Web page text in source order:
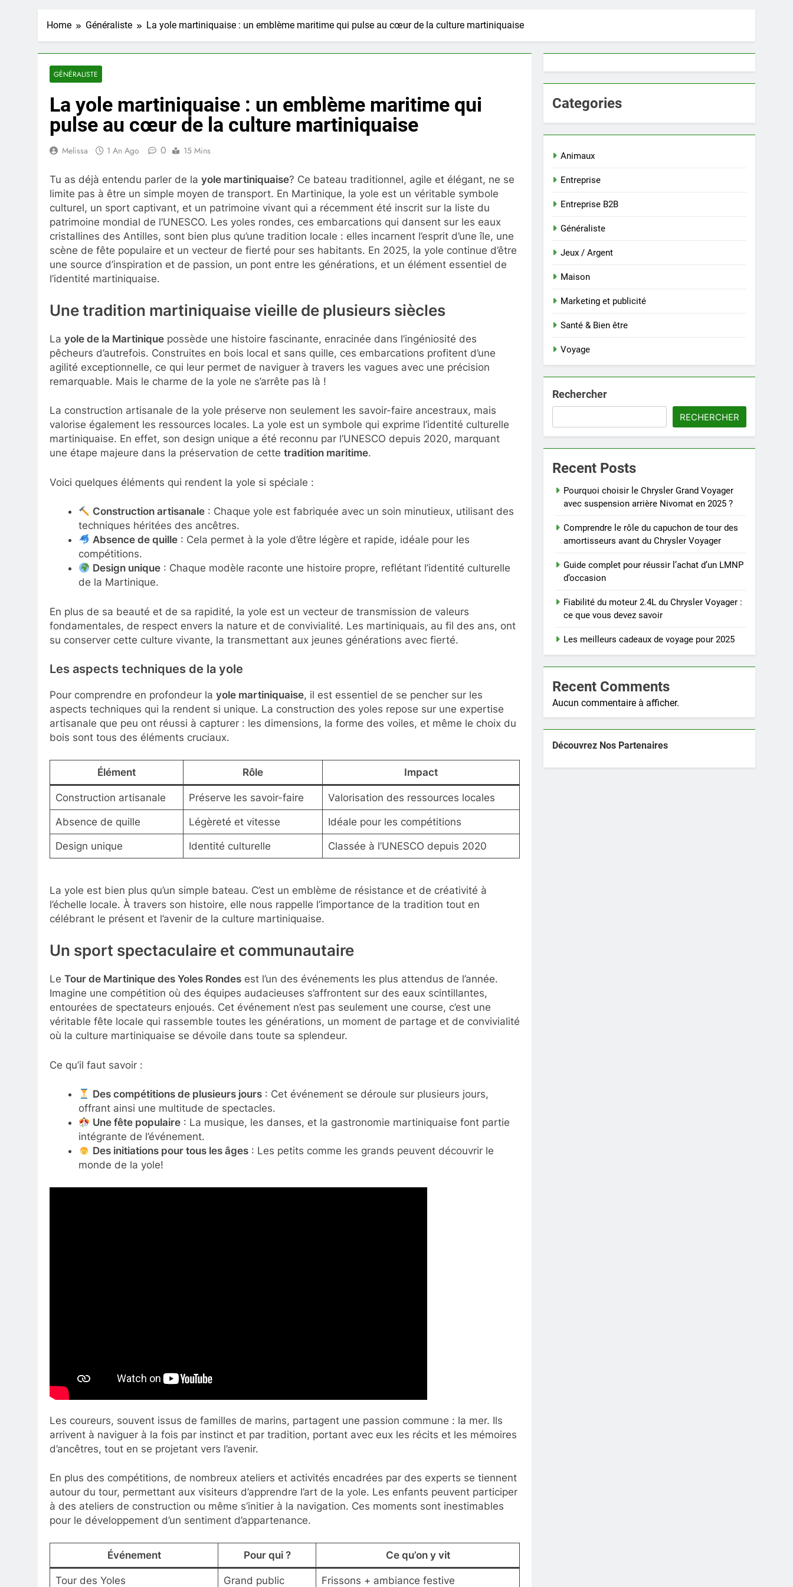
Home Généraliste La yole martiniquaise : un emblème maritime qui pulse au cœur de la culture martiniquaise
GÉNÉRALISTE
La yole martiniquaise : un emblème maritime qui
pulse au cœur de la culture martiniquaise
Melissa 1 An Ago 0 15 Mins
Tu as déjà entendu parler de la yole martiniquaise? Ce bateau traditionnel, agile et élégant, ne se
limite pas à être un simple moyen de transport. En Martinique, la yole est un véritable symbole
culturel, un sport captivant, et un patrimoine vivant qui a récemment été inscrit sur la liste du
patrimoine mondial de l’UNESCO. Les yoles rondes, ces embarcations qui dansent sur les eaux
cristallines des Antilles, sont bien plus qu’une tradition locale : elles incarnent l’esprit d’une île, une
scène de fête populaire et un vecteur de fierté pour ses habitants. En 2025, la yole continue d’être
une source d’inspiration et de passion, un pont entre les générations, et un élément essentiel de
l’identité martiniquaise.
Une tradition martiniquaise vieille de plusieurs siècles
La yole de la Martinique possède une histoire fascinante, enracinée dans l’ingéniosité des
pêcheurs d’autrefois. Construites en bois local et sans quille, ces embarcations profitent d’une
agilité exceptionnelle, ce qui leur permet de naviguer à travers les vagues avec une précision
remarquable. Mais le charme de la yole ne s’arrête pas là !
La construction artisanale de la yole préserve non seulement les savoir-faire ancestraux, mais
valorise également les ressources locales. La yole est un symbole qui exprime l’identité culturelle
martiniquaise. En effet, son design unique a été reconnu par l’UNESCO depuis 2020, marquant
une étape majeure dans la préservation de cette tradition maritime.
Voici quelques éléments qui rendent la yole si spéciale :
Construction artisanale: Chaque yole est fabriquée avec un soin minutieux, utilisant des
techniques héritées des ancêtres.
Absence de quille: Cela permet à la yole d’être légère et rapide, idéale pour les
compétitions.
Design unique: Chaque modèle raconte une histoire propre, reflétant l’identité culturelle
de la Martinique.
En plus de sa beauté et de sa rapidité, la yole est un vecteur de transmission de valeurs
fondamentales, de respect envers la nature et de convivialité. Les martiniquais, au fil des ans, ont
su conserver cette culture vivante, la transmettant aux jeunes générations avec fierté.
Les aspects techniques de la yole
Pour comprendre en profondeur la yole martiniquaise, il est essentiel de se pencher sur les
aspects techniques qui la rendent si unique. La construction des yoles repose sur une expertise
artisanale que peu ont réussi à capturer : les dimensions, la forme des voiles, et même le choix du
bois sont tous des éléments cruciaux.
Élément Rôle Impact
Construction artisanale Préserve les savoir-faire Valorisation des ressources locales
Absence de quille Légèreté et vitesse Idéale pour les compétitions
Design unique Identité culturelle Classée à l’UNESCO depuis 2020
La yole est bien plus qu’un simple bateau. C’est un emblème de résistance et de créativité à
l’échelle locale. À travers son histoire, elle nous rappelle l’importance de la tradition tout en
célébrant le présent et l’avenir de la culture martiniquaise.
Un sport spectaculaire et communautaire
Le Tour de Martinique des Yoles Rondes est l’un des événements les plus attendus de l’année.
Imagine une compétition où des équipes audacieuses s’affrontent sur des eaux scintillantes,
entourées de spectateurs enjoués. Cet événement n’est pas seulement une course, c’est une
véritable fête locale qui rassemble toutes les générations, un moment de partage et de convivialité
où la culture martiniquaise se dévoile dans toute sa splendeur.
Ce qu’il faut savoir :
Des compétitions de plusieurs jours: Cet événement se déroule sur plusieurs jours,
offrant ainsi une multitude de spectacles.
Une fête populaire: La musique, les danses, et la gastronomie martiniquaise font partie
intégrante de l’événement.
Des initiations pour tous les âges: Les petits comme les grands peuvent découvrir le
monde de la yole!
Les coureurs, souvent issus de familles de marins, partagent une passion commune : la mer. Ils
arrivent à naviguer à la fois par instinct et par tradition, portant avec eux les récits et les mémoires
d’ancêtres, tout en se projetant vers l’avenir.
En plus des compétitions, de nombreux ateliers et activités encadrées par des experts se tiennent
autour du tour, permettant aux visiteurs d’apprendre l’art de la yole. Les enfants peuvent participer
à des ateliers de construction ou même s’initier à la navigation. Ces moments sont inestimables
pour le développement d’un sentiment d’appartenance.
Événement Pour qui ? Ce qu’on y vit
Tour des Yoles Grand public Frissons + ambiance festive
Categories
Animaux
Entreprise
Entreprise B2B
Généraliste
Jeux / Argent
Maison
Marketing et publicité
Santé & Bien être
Voyage
Rechercher
RECHERCHER
Recent Posts
Pourquoi choisir le Chrysler Grand Voyager
avec suspension arrière Nivomat en 2025 ?
Comprendre le rôle du capuchon de tour des
amortisseurs avant du Chrysler Voyager
Guide complet pour réussir l’achat d’un LMNP
d’occasion
Fiabilité du moteur 2.4L du Chrysler Voyager :
ce que vous devez savoir
Les meilleurs cadeaux de voyage pour 2025
Recent Comments
Aucun commentaire à afficher.
Découvrez Nos Partenaires